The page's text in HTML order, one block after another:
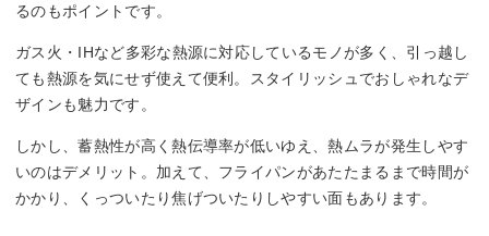
るのもポイントです。
ガス火・IHなど多彩な熱源に対応しているモノが多く、引っ越し
ても熱源を気にせず使えて便利。スタイリッシュでおしゃれなデ
ザインも魅力です。
しかし、蓄熱性が高く熱伝導率が低いゆえ、熱ムラが発生しやす
いのはデメリット。加えて、フライパンがあたたまるまで時間が
かかり、くっついたり焦げついたりしやすい面もあります。